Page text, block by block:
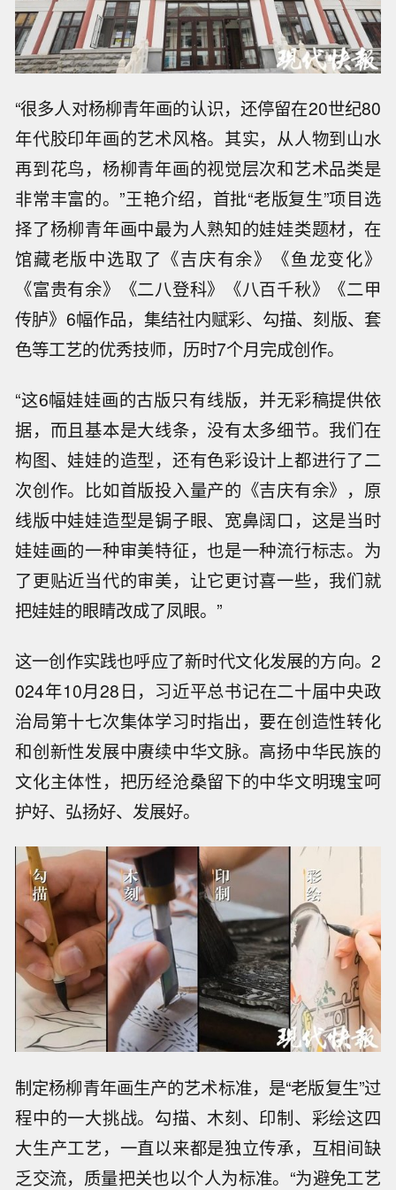
“很多人对杨柳青年画的认识，还停留在20世纪80
年代胶印年画的艺术风格。其实，从人物到山水
再到花鸟，杨柳青年画的视觉层次和艺术品类是
非常丰富的。”王艳介绍，首批“老版复生”项目选
择了杨柳青年画中最为人熟知的娃娃类题材，在
馆藏老版中选取了《吉庆有余》《鱼龙变化》
《富贵有余》《二八登科》《八百千秋》《二甲
传胪》6幅作品，集结社内赋彩、勾描、刻版、套
色等工艺的优秀技师，历时7个月完成创作。
“这6幅娃娃画的古版只有线版，并无彩稿提供依
据，而且基本是大线条，没有太多细节。我们在
构图、娃娃的造型，还有色彩设计上都进行了二
次创作。比如首版投入量产的《吉庆有余》，原
线版中娃娃造型是锔子眼、宽鼻阔口，这是当时
娃娃画的一种审美特征，也是一种流行标志。为
了更贴近当代的审美，让它更讨喜一些，我们就
把娃娃的眼睛改成了凤眼。”
这一创作实践也呼应了新时代文化发展的方向。2
024年10月28日，习近平总书记在二十届中央政
治局第十七次集体学习时指出，要在创造性转化
和创新性发展中赓续中华文脉。高扬中华民族的
文化主体性，把历经沧桑留下的中华文明瑰宝呵
护好、弘扬好、发展好。
制定杨柳青年画生产的艺术标准，是“老版复生”过
程中的一大挑战。勾描、木刻、印制、彩绘这四
大生产工艺，一直以来都是独立传承，互相间缺
乏交流，质量把关也以个人为标准。“为避免工艺